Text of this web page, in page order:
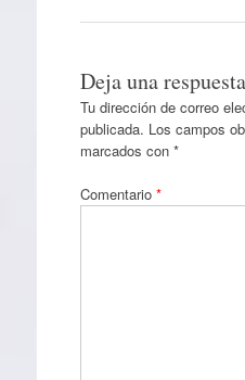
Deja una respuesta
Tu dirección de correo
publicada. Los campos
marcados con *
Comentario *